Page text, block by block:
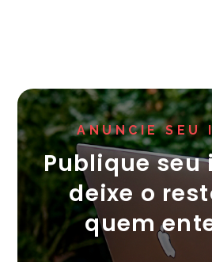
ANUNCIE SEU
Publique seu
deixe o
quem